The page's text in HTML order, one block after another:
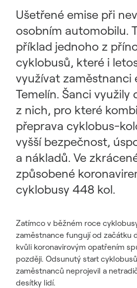
Ušetřené emise při
osobním automobilu.
příklad jednoho z
cyklobusů, které i
využívat zaměstnanci
Temelín. Šanci využily
z nich, pro které
přeprava cyklobus-
vyšší bezpečnost,
a nákladů. Ve
způsobené
cyklobusy 448 kol.
Zatímco v běžném roce
zaměstnance fungují od začátku
kvůli koronavirovým opatřením
později. Odsunutý start
zaměstnanců neprojevil a
desítky lidí.